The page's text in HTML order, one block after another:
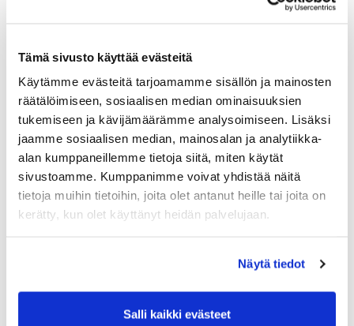
Tämä sivusto käyttää evästeitä
Käytämme evästeitä tarjoamamme sisällön ja mainosten
räätälöimiseen, sosiaalisen median ominaisuuksien
tukemiseen ja kävijämäärämme analysoimiseen. Lisäksi
jaamme sosiaalisen median, mainosalan ja analytiikka-
alan kumppaneillemme tietoja siitä, miten käytät
sivustoamme. Kumppanimme voivat yhdistää näitä
tietoja muihin tietoihin, joita olet antanut heille tai joita on
kerätty, kun olet käyttänyt heidän palvelujaan.
Näytä tiedot
Salli kaikki evästeet
operatiiviseen toimintaan kuin jäsenistöllemme.
Odotamme sinulta:
halua vaikuttaa
kykyä ottaa kantaa
uskallusta tuoda omat ajatukset julki
mahdollisuutta osallistua
halua jakaa osaamista yhteiseen tekemiseen
ja kerro, miksi juuri sinä
Arvostan erityisesti esimiehesi palautetta sinusta mahdollisena